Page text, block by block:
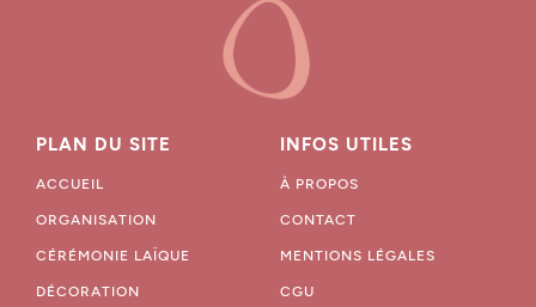
PLAN DU SITE
ACCUEIL
ORGANISATION
CÉRÉMONIE LAÏQUE
DÉCORATION
INFOS UTILES
À PROPOS
CONTACT
MENTIONS LÉGALES
CGU